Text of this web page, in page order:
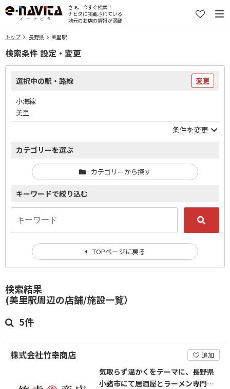
さぁ、今すぐ検索！
ナビタに掲載されている
地元のお店の情報が満載！
トップ 長野県 美里駅
検索結果
(美里駅周辺の店舗/施設一覧）
5件
株式会社竹幸商店 追加
気取らず温かくをテーマに、長野県
小諸市にて居酒屋とラーメン専門店
検索条件 設定・変更
選択中の駅・路線 変更
小海線
美里
条件を変更
カテゴリーを選ぶ
カテゴリーから探す
キーワードで絞り込む
TOPページに戻る